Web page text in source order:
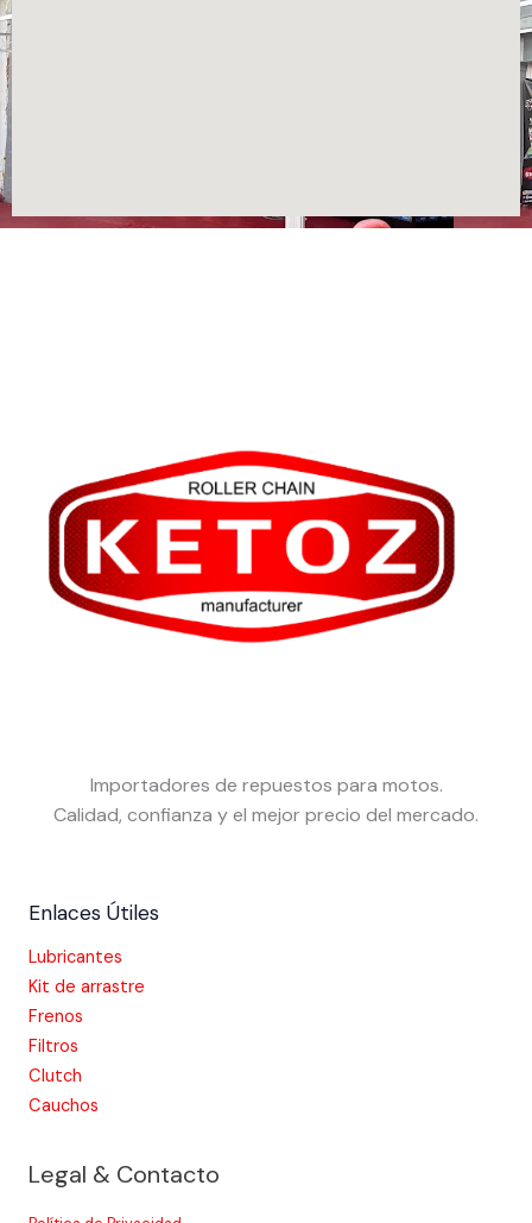
Importadores de repuestos para motos.
Calidad, confianza y el mejor precio del mercado.
Enlaces Útiles
Lubricantes
Kit de arrastre
Frenos
Filtros
Clutch
Cauchos
Legal & Contacto